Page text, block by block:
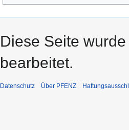
Diese Seite
bearbeitet.
Datenschutz Über PFENZ